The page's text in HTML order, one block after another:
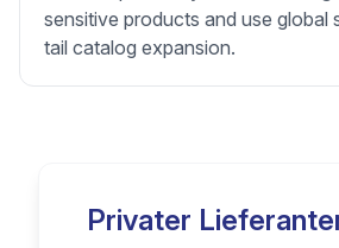
sensitive products and use global
tail catalog expansion.
Privater